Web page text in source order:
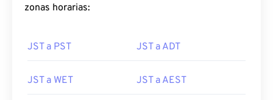
zonas horarias:
JST a PST JST a ADT
JST a WET JST a AEST